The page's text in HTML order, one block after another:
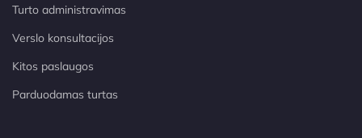
Turto administravimas
Verslo konsultacijos
Kitos paslaugos
Parduodamas turtas